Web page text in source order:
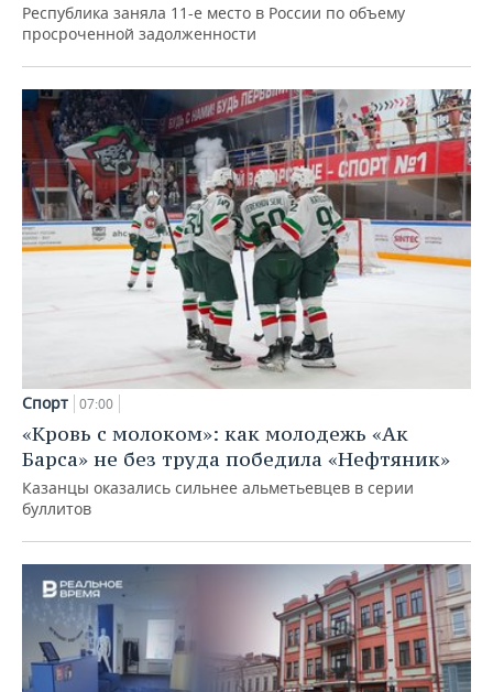
Республика заняла 11-е место в России по объему
просроченной задолженности
Спорт 07:00
«Кровь с молоком»: как молодежь «Ак
Барса» не без труда победила «Нефтяник»
Казанцы оказались сильнее альметьевцев в серии
буллитов